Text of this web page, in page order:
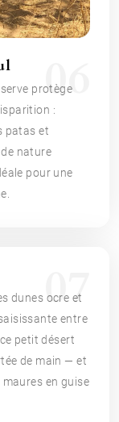
06
protège
:
patas et
nature
pour une
07
dunes ocre et
entre
petit désert
de main — et
en guise